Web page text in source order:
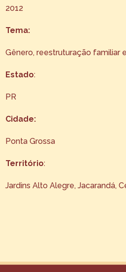
2012
Tema:
Gênero, reestruturação familiar
Estado:
PR
Cidade:
Ponta Grossa
Território:
Jardins Alto Alegre, Jacarandá,